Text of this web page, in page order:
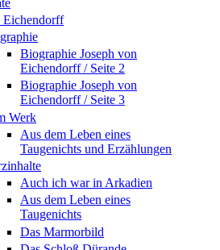
Eichendorff
Biographie Joseph von
Eichendorff / Seite 2
Biographie Joseph von
Eichendorff / Seite 3
Werk
Aus dem Leben eines
Taugenichts und Erzählungen
Auch ich war in Arkadien
Aus dem Leben eines
Taugenichts
Das Marmorbild